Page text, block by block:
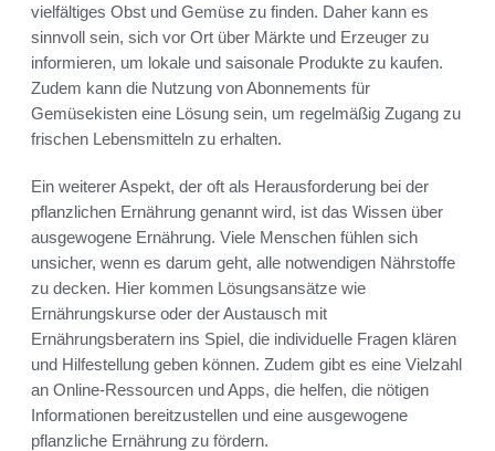
vielfältiges Obst und Gemüse zu finden. Daher kann es
sinnvoll sein, sich vor Ort über Märkte und Erzeuger zu
informieren, um lokale und saisonale Produkte zu kaufen.
Zudem kann die Nutzung von Abonnements für
Gemüsekisten eine Lösung sein, um regelmäßig Zugang zu
frischen Lebensmitteln zu erhalten.
Ein weiterer Aspekt, der oft als Herausforderung bei der
pflanzlichen Ernährung genannt wird, ist das Wissen über
ausgewogene Ernährung. Viele Menschen fühlen sich
unsicher, wenn es darum geht, alle notwendigen Nährstoffe
zu decken. Hier kommen Lösungsansätze wie
Ernährungskurse oder der Austausch mit
Ernährungsberatern ins Spiel, die individuelle Fragen klären
und Hilfestellung geben können. Zudem gibt es eine Vielzahl
an Online-Ressourcen und Apps, die helfen, die nötigen
Informationen bereitzustellen und eine ausgewogene
pflanzliche Ernährung zu fördern.